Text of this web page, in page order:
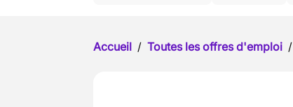
Accueil / Toutes les offres d'emploi /